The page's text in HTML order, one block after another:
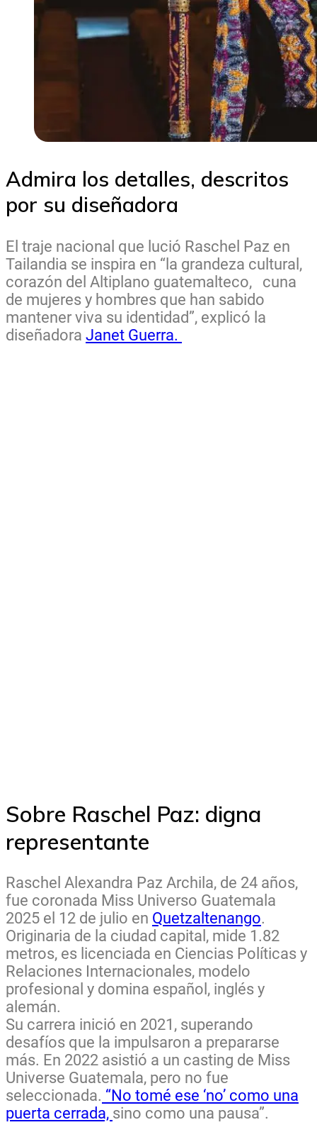
Admira los detalles, descritos
por su diseñadora
El traje nacional que lució Raschel Paz en
Tailandia se inspira en “la grandeza cultural,
corazón del Altiplano guatemalteco, cuna
de mujeres y hombres que han sabido
mantener viva su identidad”, explicó la
diseñadora Janet Guerra.
Sobre Raschel Paz: digna
representante
Raschel Alexandra Paz Archila, de 24 años,
fue coronada Miss Universo Guatemala
2025 el 12 de julio en Quetzaltenango.
Originaria de la ciudad capital, mide 1.82
metros, es licenciada en Ciencias Políticas y
Relaciones Internacionales, modelo
profesional y domina español, inglés y
alemán.
Su carrera inició en 2021, superando
desafíos que la impulsaron a prepararse
más. En 2022 asistió a un casting de Miss
Universe Guatemala, pero no fue
seleccionada. “No tomé ese ‘no’ como una
puerta cerrada, sino como una pausa”.